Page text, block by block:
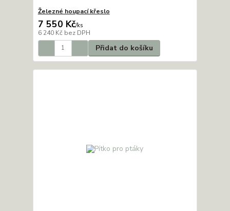
Železné houpací křeslo
7 550 Kč/ks
6 240 Kč bez DPH
Přidat do košíku